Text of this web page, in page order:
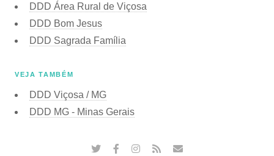
DDD Área Rural de Viçosa
DDD Bom Jesus
DDD Sagrada Família
VEJA TAMBÉM
DDD Viçosa / MG
DDD MG - Minas Gerais